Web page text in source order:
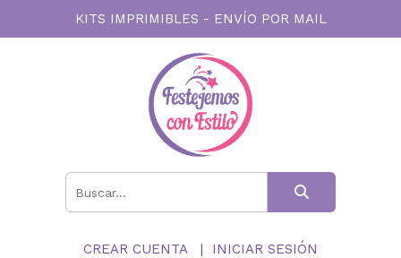
KITS IMPRIMIBLES - ENVÍO POR MAIL
CREAR CUENTA INICIAR SESIÓN